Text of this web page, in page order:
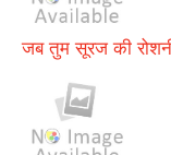
जब तुम सूरज की